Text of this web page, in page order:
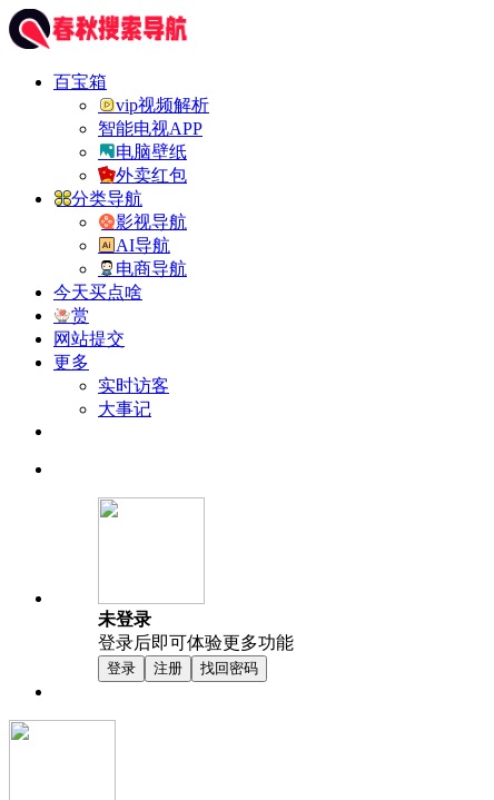
百宝箱
vip视频解析
智能电视APP
电脑壁纸
外卖红包
分类导航
影视导航
AI导航
电商导航
今天买点啥
赏
网站提交
更多
实时访客
大事记
未登录
登录后即可体验更多功能
登录 注册 找回密码